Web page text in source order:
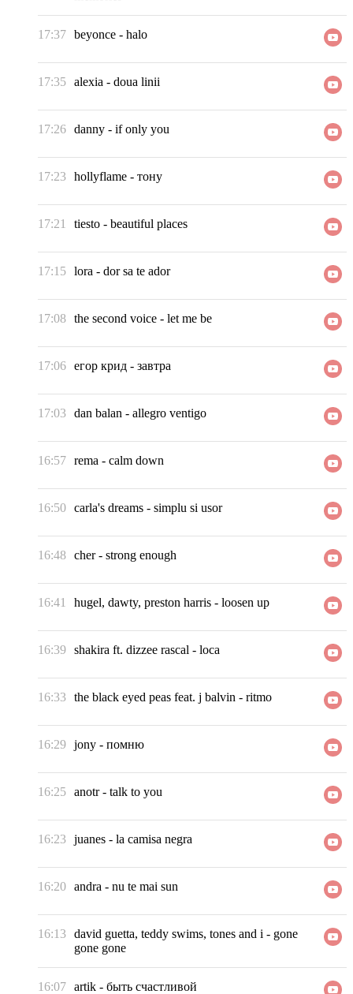
17:37 beyonce - halo
17:35 alexia - doua linii
17:26 danny - if only you
17:23 hollyflame - тону
17:21 tiesto - beautiful places
17:15 lora - dor sa te ador
17:08 the second voice - let me be
17:06 егор крид - завтра
17:03 dan balan - allegro ventigo
16:57 rema - calm down
16:50 carla's dreams - simplu si usor
16:48 cher- strong enough
16:41 hugel, dawty, preston harris - loosen up
16:39 shakira ft. dizzee rascal - loca
16:33 the black eyed peas feat. j balvin - ritmo
16:29 jony - помню
16:25 anotr- talk to you
16:23 juanes - la camisa negra
16:20 andra - nu te mai sun
16:13 david guetta, teddy swims, tones and i - gone
gone gone
16:07 artik - быть счастливой